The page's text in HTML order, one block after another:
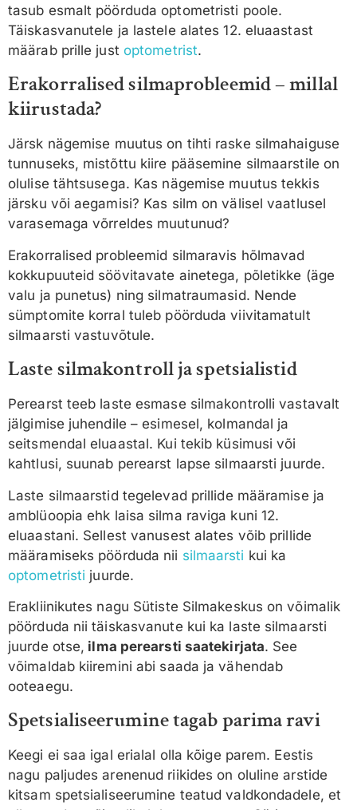
tasub esmalt pöörduda optometristi poole.
Täiskasvanutele ja lastele alates 12. eluaastast
määrab prille just optometrist.
Erakorralised silmaprobleemid – millal
kiirustada?
Järsk nägemise muutus on tihti raske silmahaiguse
tunnuseks, mistõttu kiire pääsemine silmaarstile on
olulise tähtsusega. Kas nägemise muutus tekkis
järsku või aegamisi? Kas silm on välisel vaatlusel
varasemaga võrreldes muutunud?
Erakorralised probleemid silmaravis hõlmavad
kokkupuuteid söövitavate ainetega, põletikke (äge
valu ja punetus) ning silmatraumasid. Nende
sümptomite korral tuleb pöörduda viivitamatult
silmaarsti vastuvõtule.
Laste silmakontroll ja spetsialistid
Perearst teeb laste esmase silmakontrolli vastavalt
jälgimise juhendile – esimesel, kolmandal ja
seitsmendal eluaastal. Kui tekib küsimusi või
kahtlusi, suunab perearst lapse silmaarsti juurde.
Laste silmaarstid tegelevad prillide määramise ja
amblüoopia ehk laisa silma raviga kuni 12.
eluaastani. Sellest vanusest alates võib prillide
määramiseks pöörduda nii silmaarsti kui ka
optometristi juurde.
Erakliinikutes nagu Sütiste Silmakeskus on võimalik
pöörduda nii täiskasvanute kui ka laste silmaarsti
juurde otse, ilma perearsti saatekirjata. See
võimaldab kiiremini abi saada ja vähendab
ooteaegu.
Spetsialiseerumine tagab parima ravi
Keegi ei saa igal erialal olla kõige parem. Eestis
nagu paljudes arenenud riikides on oluline arstide
kitsam spetsialiseerumine teatud valdkondadele, et